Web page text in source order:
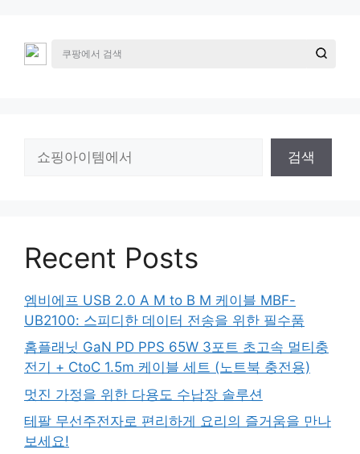
검색
Recent Posts
엠비에프 USB 2.0 A M to B M 케이블 MBF-
UB2100: 스피디한 데이터 전송을 위한 필수품
홈플래닛 GaN PD PPS 65W 3포트 초고속 멀티충
전기 + CtoC 1.5m 케이블 세트 (노트북 충전용)
멋진 가정을 위한 다용도 수납장 솔루션
테팔 무선주전자로 편리하게 요리의 즐거움을 만나
보세요!